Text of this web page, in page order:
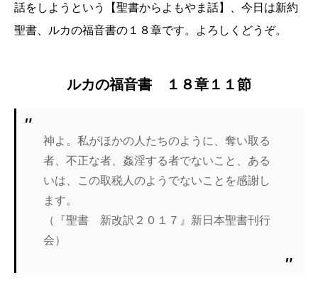
話をしようという【聖書からよもやま話】、今日は新約
聖書、ルカの福音書の１８章です。よろしくどうぞ。
ルカの福音書 １８章１１節
神よ。私がほかの人たちのように、奪い取る
者、不正な者、姦淫する者でないこと、ある
いは、この取税人のようでないことを感謝し
ます。
（『聖書 新改訳２０１７』新日本聖書刊行
会）